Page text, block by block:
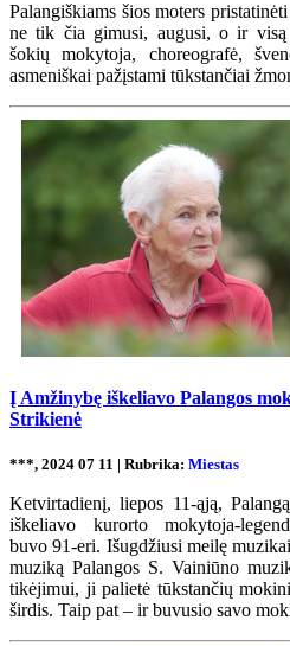
Palangiškiams šios moters
ne tik čia gimusi, augusi, o ir visą
šokių mokytoja, choreografė,
asmeniškai pažįstami tūkstančiai
Į Amžinybę iškeliavo Palangos
Strikienė
***, 2024 07 11 | Rubrika: Miestas
Ketvirtadienį, liepos 11-ąją,
iškeliavo kurorto mokytoja-
buvo 91-eri. Išugdžiusi meilę
muziką Palangos S. Vainiūno
tikėjimui, ji palietė tūkstančių
širdis. Taip pat – ir buvusio savo